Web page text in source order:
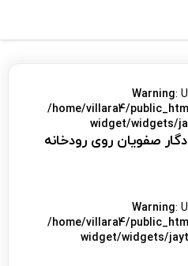
Warning:
/home/villara4/
widget/widgets/
صفویان روی رودخانه
Warning:
/home/villara4/
widget/widgets/